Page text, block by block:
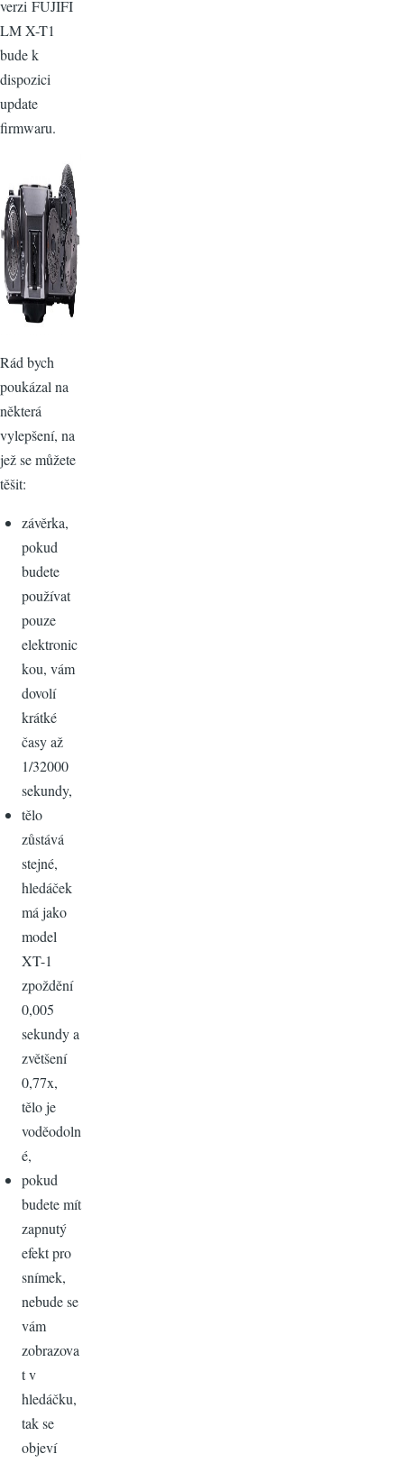
verzi FUJIFI
LM X-T1
bude k
dispozici
update
firmwaru.
Rád bych
poukázal na
některá
vylepšení, na
jež se můžete
těšit:
závěrka,
pokud
budete
používat
pouze
elektronic
kou, vám
dovolí
krátké
časy až
1/32000
sekundy,
tělo
zůstává
stejné,
hledáček
má jako
model
XT-1
zpoždění
0,005
sekundy a
zvětšení
0,77x,
tělo je
voděodoln
é,
pokud
budete mít
zapnutý
efekt pro
snímek,
nebude se
vám
zobrazova
t v
hledáčku,
tak se
objeví